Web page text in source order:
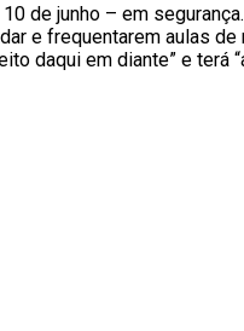
de junho – em
e frequentarem aulas de
daqui em diante” e terá